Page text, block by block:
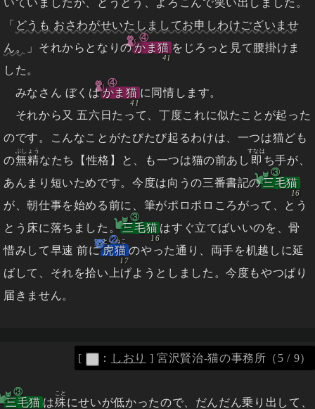
いていましたが、とうとう、よろこんで笑い出しました。
「 どうも おさわがせいたしましてお申しわけございませ
ん。
」それからとなりのかま猫
④
をじろっと見て腰掛けま
した。
みなさん ぼくはかま猫
④
に同情します。
それから又 五六日たって、丁度これに似たことが起った
のです。こんなことがたびたび起るわけは、一つは猫ども
の無精
ぶしょう
なたち【性格】と、も一つは猫の前あし 即
すなは
ち手が、
あんまり短いためです。今度は向うの三番書記の三毛猫
③
が、朝仕事を始める前に、筆がポロポロころがって、とう
とう床に落ちました。三毛猫
③
はすぐ立てばいいのを、骨
惜みして早速 前に虎猫
とらねこ
②
のやった通り、両手を机越しに延
ばして、それを拾い上げようとしました。今度もやつぱり
届きません。
三毛猫
③
は殊
こと
にせいが低かったので、だんだん乗り出して、
[ ： しおり ] 宮沢賢治-猫の事務所（5 / 9）